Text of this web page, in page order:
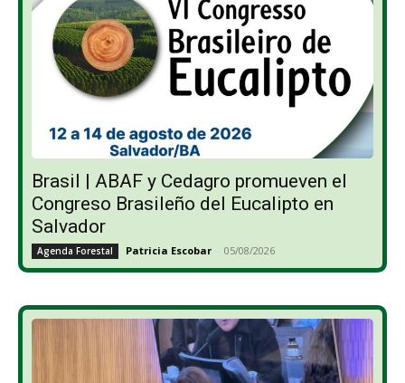
Brasil | ABAF y Cedagro promueven el
Congreso Brasileño del Eucalipto en
Salvador
Agenda Forestal Patricia Escobar - 05/08/2026